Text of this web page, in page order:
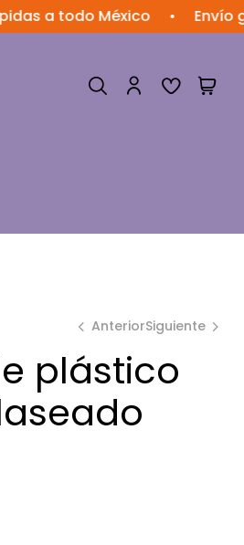
México • Envío gratis
Anterior
1,004.51
Siguiente
203.99
plástico